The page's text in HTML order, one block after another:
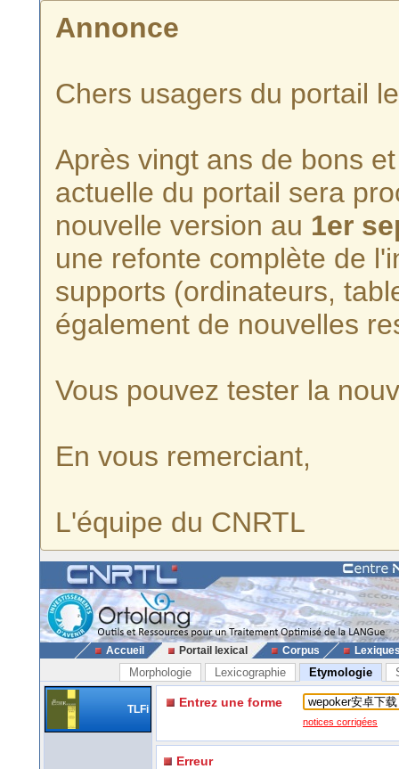
Annonce
Chers usagers du portail
Après vingt ans de bons
actuelle du portail sera
nouvelle version au 1er
une refonte complète de
supports (ordinateurs,
également de nouvelles
Vous pouvez tester la
En vous remerciant,
L'équipe du CNRTL
Accueil Portail lexical Corpus
Morphologie Lexicographie Etymologie
TLFi Entrez une forme
notices corrigées
Erreur